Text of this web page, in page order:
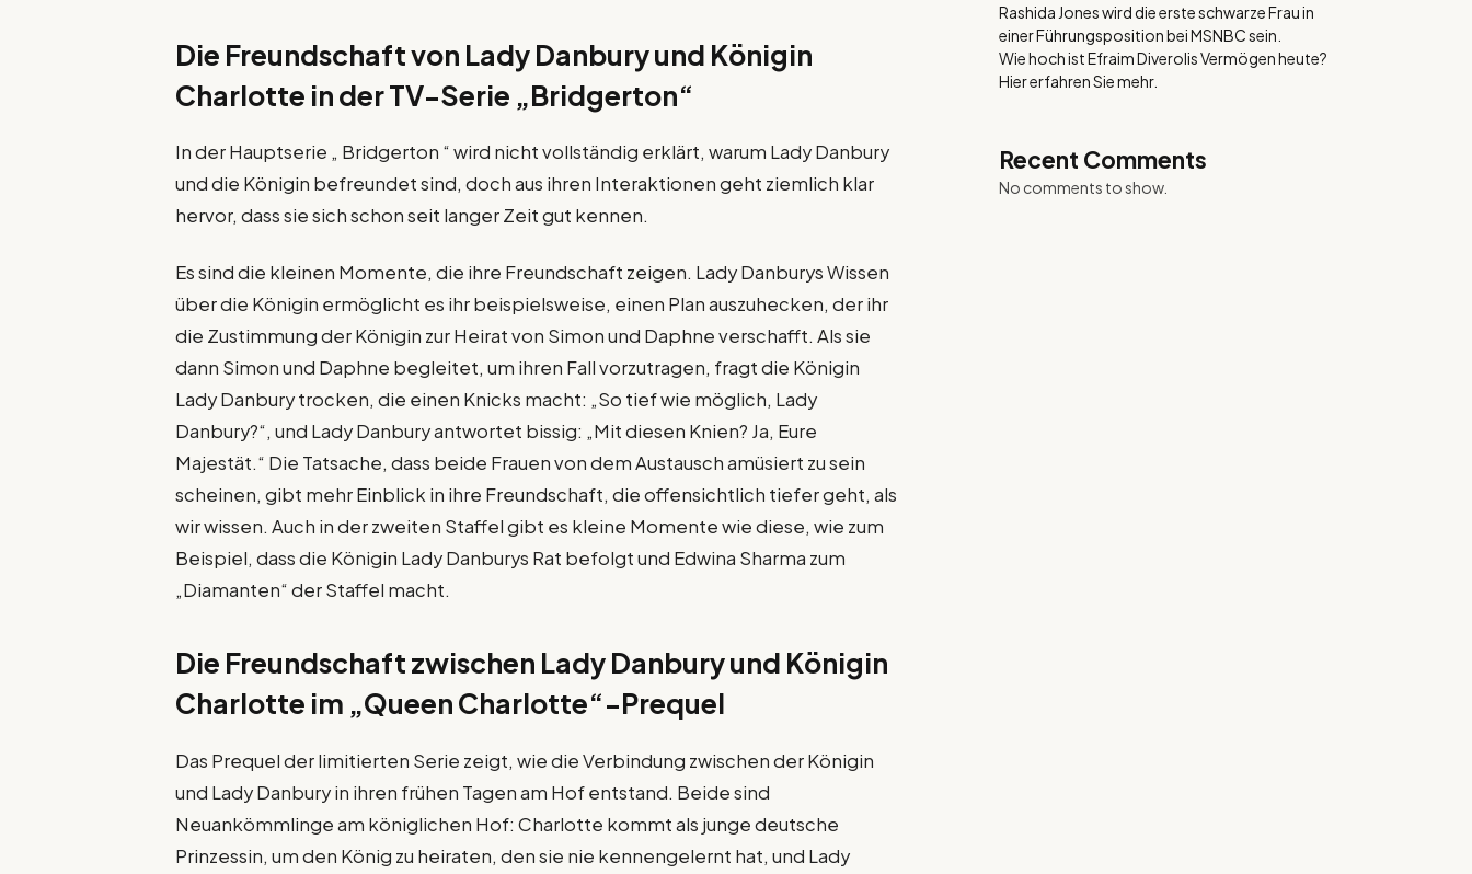
Die Freundschaft von Lady Danbury und Königin
Charlotte in der TV-Serie „Bridgerton“
In der Hauptserie „ Bridgerton “ wird nicht vollständig erklärt, warum Lady Danbury
und die Königin befreundet sind, doch aus ihren Interaktionen geht ziemlich klar
hervor, dass sie sich schon seit langer Zeit gut kennen.
Es sind die kleinen Momente, die ihre Freundschaft zeigen. Lady Danburys Wissen
über die Königin ermöglicht es ihr beispielsweise, einen Plan auszuhecken, der ihr
die Zustimmung der Königin zur Heirat von Simon und Daphne verschafft. Als sie
dann Simon und Daphne begleitet, um ihren Fall vorzutragen, fragt die Königin
Lady Danbury trocken, die einen Knicks macht: „So tief wie möglich, Lady
Danbury?“, und Lady Danbury antwortet bissig: „Mit diesen Knien? Ja, Eure
Majestät.“ Die Tatsache, dass beide Frauen von dem Austausch amüsiert zu sein
scheinen, gibt mehr Einblick in ihre Freundschaft, die offensichtlich tiefer geht, als
wir wissen. Auch in der zweiten Staffel gibt es kleine Momente wie diese, wie zum
Beispiel, dass die Königin Lady Danburys Rat befolgt und Edwina Sharma zum
„Diamanten“ der Staffel macht.
Die Freundschaft zwischen Lady Danbury und Königin
Charlotte im „Queen Charlotte“-Prequel
Das Prequel der limitierten Serie zeigt, wie die Verbindung zwischen der Königin
und Lady Danbury in ihren frühen Tagen am Hof ​​entstand. Beide sind
Neuankömmlinge am königlichen Hof: Charlotte kommt als junge deutsche
Prinzessin, um den König zu heiraten, den sie nie kennengelernt hat, und Lady
Rashida Jones wird die erste schwarze Frau in
einer Führungsposition bei MSNBC sein.
Wie hoch ist Efraim Diverolis Vermögen heute?
Hier erfahren Sie mehr.
Recent Comments
No comments to show.